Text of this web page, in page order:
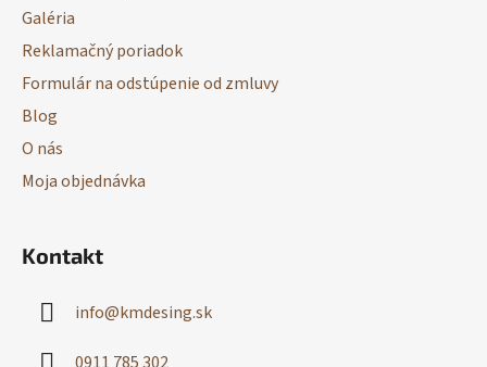
Galéria
Reklamačný poriadok
Formulár na odstúpenie od zmluvy
Blog
O nás
Moja objednávka
Kontakt
info@kmdesing.sk